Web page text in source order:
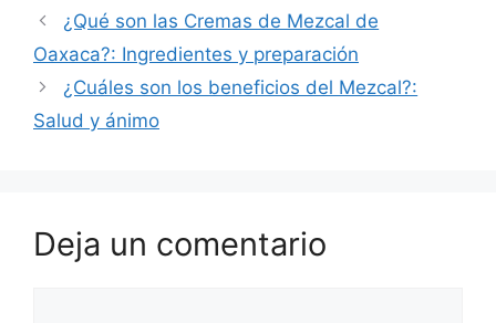
¿Qué son las Cremas de Mezcal de
Oaxaca?: Ingredientes y preparación
¿Cuáles son los beneficios del Mezcal?:
Salud y ánimo
Deja un comentario